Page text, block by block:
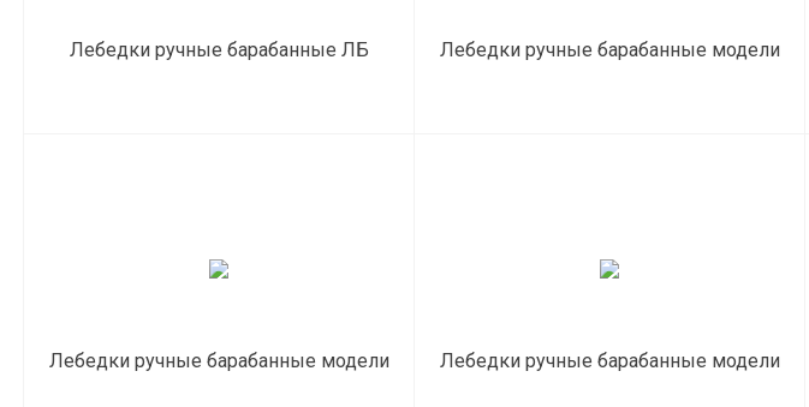
Лебедки ручные барабанные ЛБ
Лебедки ручные барабанные модели
Лебедки ручные барабанные модели
Лебедки ручные барабанные модели